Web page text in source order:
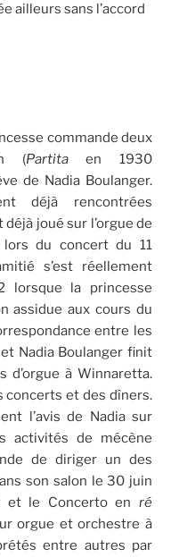
ailleurs sans l’accord
commande deux
(Partitaen 1930
de Nadia Boulanger.
déjà rencontrées
joué sur l’orgue de
du concert du 11
s’est réellement
lorsque la princesse
assidue aux cours du
entre les
Nadia Boulanger finit
d’orgue à Winnaretta.
concerts et des dîners.
l’avis de Nadia sur
activités de mécène
de diriger un des
son salon le 30 juin
et le Concerto en ré
orgue et orchestre à
entre autres par